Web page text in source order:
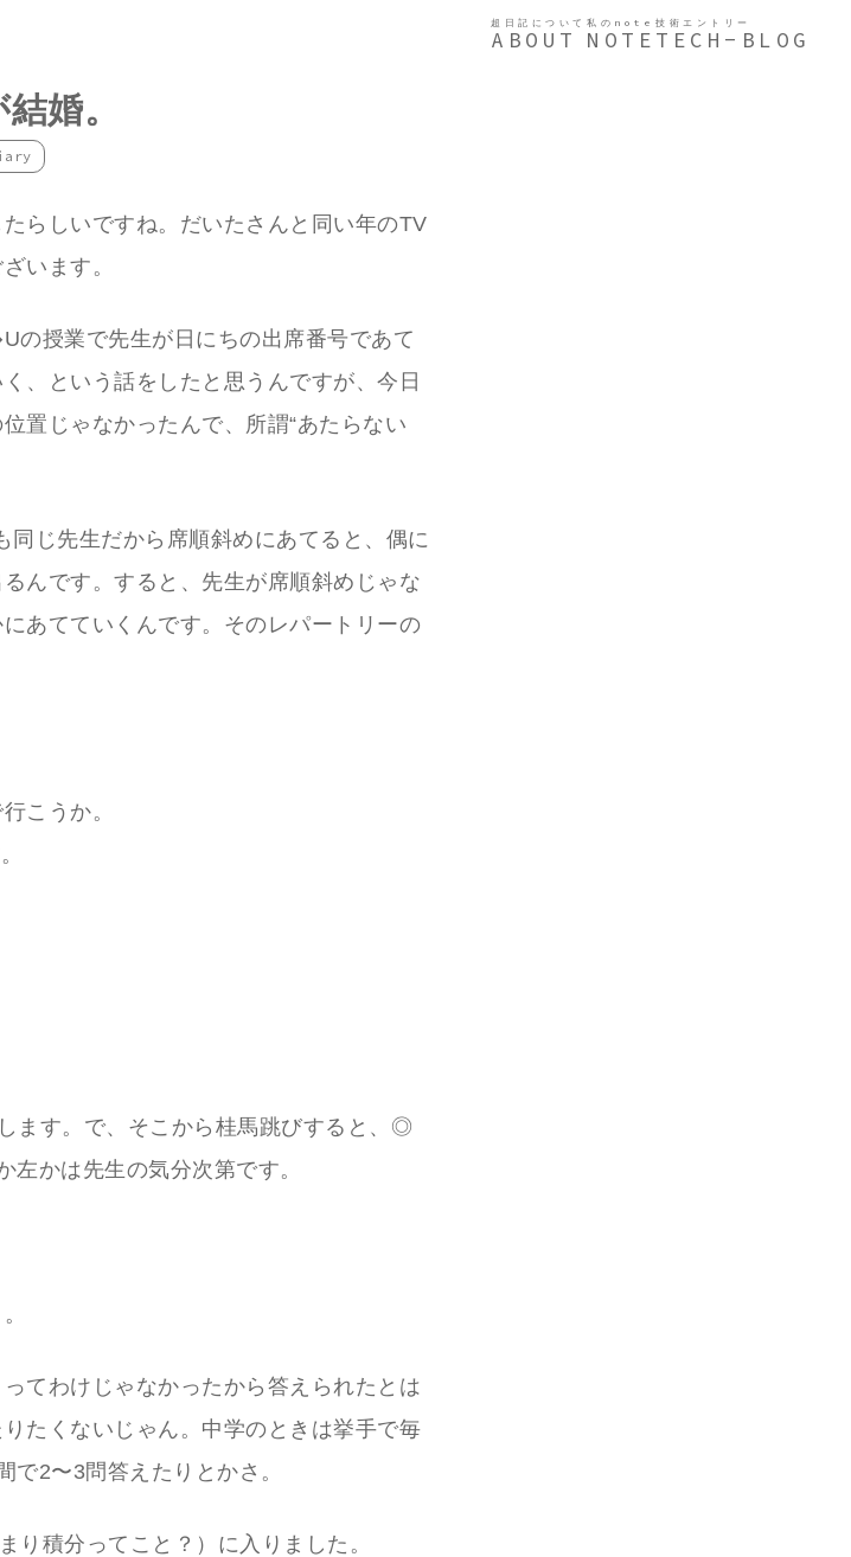
超日記について
ABOUT
私のnote
NOTE
技術エントリー
TECH-BLOG
婚。
らしいですね。だいたさんと同い年のTV
います。
の授業で先生が日にちの出席番号であて
、という話をしたと思うんですが、今日
置じゃなかったんで、所謂“あたらない
じ先生だから席順斜めにあてると、偶に
んです。すると、先生が席順斜めじゃな
あてていくんです。そのレパートリーの
こうか。
ます。で、そこから桂馬跳びすると、◎
かは先生の気分次第です。
てわけじゃなかったから答えられたとは
たくないじゃん。中学のときは挙手で毎
で2〜3問答えたりとかさ。
積分ってこと？）に入りました。